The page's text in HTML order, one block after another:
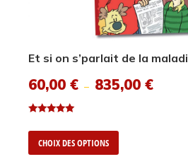
Et si on s’parlait de la
60,00 € – 835,00 €
5.00
sur 5
CHOIX DES OPTIONS